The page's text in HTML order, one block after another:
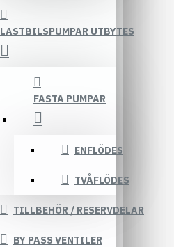
LASTBILSPUMPAR UTBYTES
FASTA PUMPAR
ENFLÖDES
TVÅFLÖDES
TILLBEHÖR / RESERVDELAR
BY PASS VENTILER